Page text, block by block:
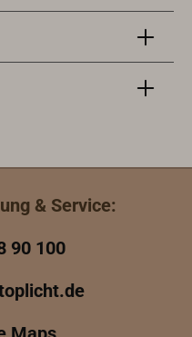
& Service:
90 100